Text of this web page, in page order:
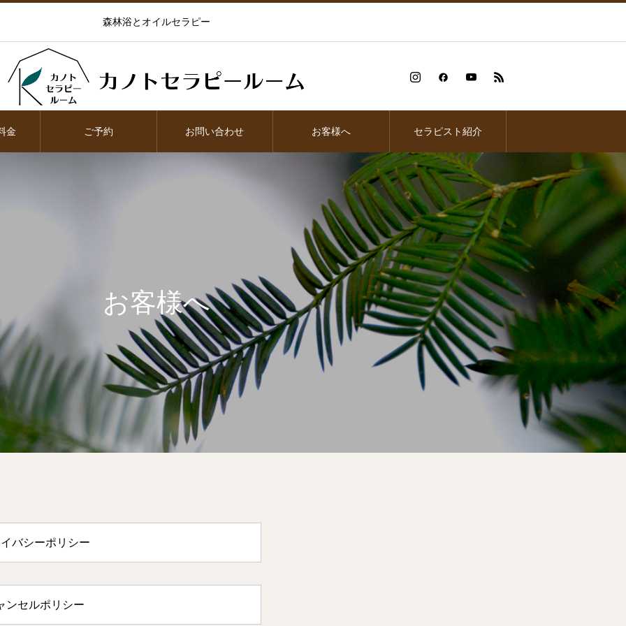
森林浴とオイルセラピー
金 ご予約 お問い合わせ お客様へ セラピスト紹介
お客様へ
バシーポリシー
ンセルポリシー